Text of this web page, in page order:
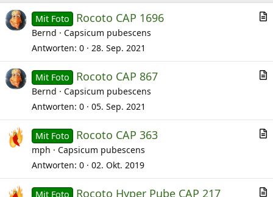
i
Mit Foto Rocoto CAP 1696
Bernd
Capsicum pubescens
Antworten 0 28. Sep. 2021
i
Mit Foto Rocoto CAP 867
Bernd
Capsicum pubescens
Antworten 0 05. Sep. 2021
i
Mit Foto Rocoto CAP 363
mph
Capsicum pubescens
Antworten 0 02. Okt. 2019
Mit Foto Rocoto Hyper Pube CAP 217